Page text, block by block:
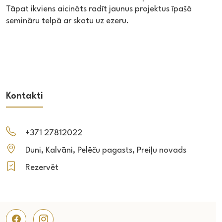
Tāpat ikviens aicināts radīt jaunus projektus īpašā
semināru telpā ar skatu uz ezeru.
Kontakti
+371 27812022
Duni, Kalvāni, Pelēču pagasts, Preiļu novads
Rezervēt